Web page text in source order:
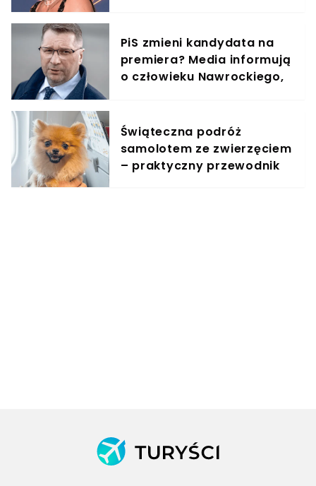
PiS zmieni kandydata na
premiera? Media informują
o człowieku Nawrockiego,
Świąteczna podróż
samolotem ze zwierzęciem
– praktyczny przewodnik